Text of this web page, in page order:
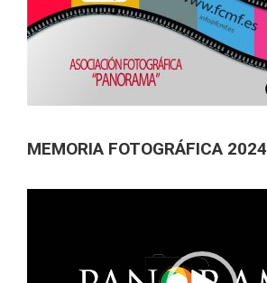
MEMORIA FOTOGRÁFICA 2024